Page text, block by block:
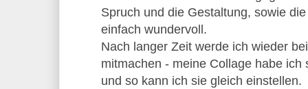
Spruch und die Gestaltung, sowie
einfach wundervoll.
Nach langer Zeit werde ich wieder
mitmachen - meine Collage habe ich
und so kann ich sie gleich einstellen.